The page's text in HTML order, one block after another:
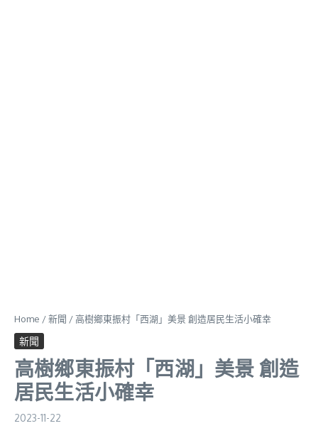
Home /新聞 /高樹鄉東振村「西湖」美景 創造居民生活小確幸
新聞
高樹鄉東振村「西湖」美景 創造
居民生活小確幸
2023-11-22